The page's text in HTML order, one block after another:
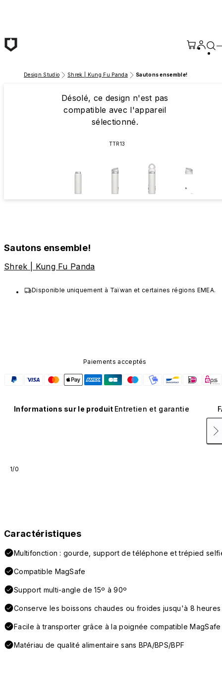
Design Studio Shrek | Kung Fu Panda Sautons ensemble!
Désolé, ce design n'est pas
compatible avec l'appareil
sélectionné.
TTR13
Sautons ensemble!
Shrek | Kung Fu Panda
Disponible uniquement à Taïwan et certaines régions EMEA.
Paiements acceptés
Informations sur le produit Entretien et garantie
1/0
Caractéristiques
Multifonction : gourde, support de téléphone et trépied
Compatible MagSafe
Support multi-angle de 15º à 90º
Conserve les boissons chaudes ou froides jusqu'à 8 heures
Facile à transporter grâce à la poignée compatible MagSafe
Matériau de qualité alimentaire sans BPA/BPS/BPF